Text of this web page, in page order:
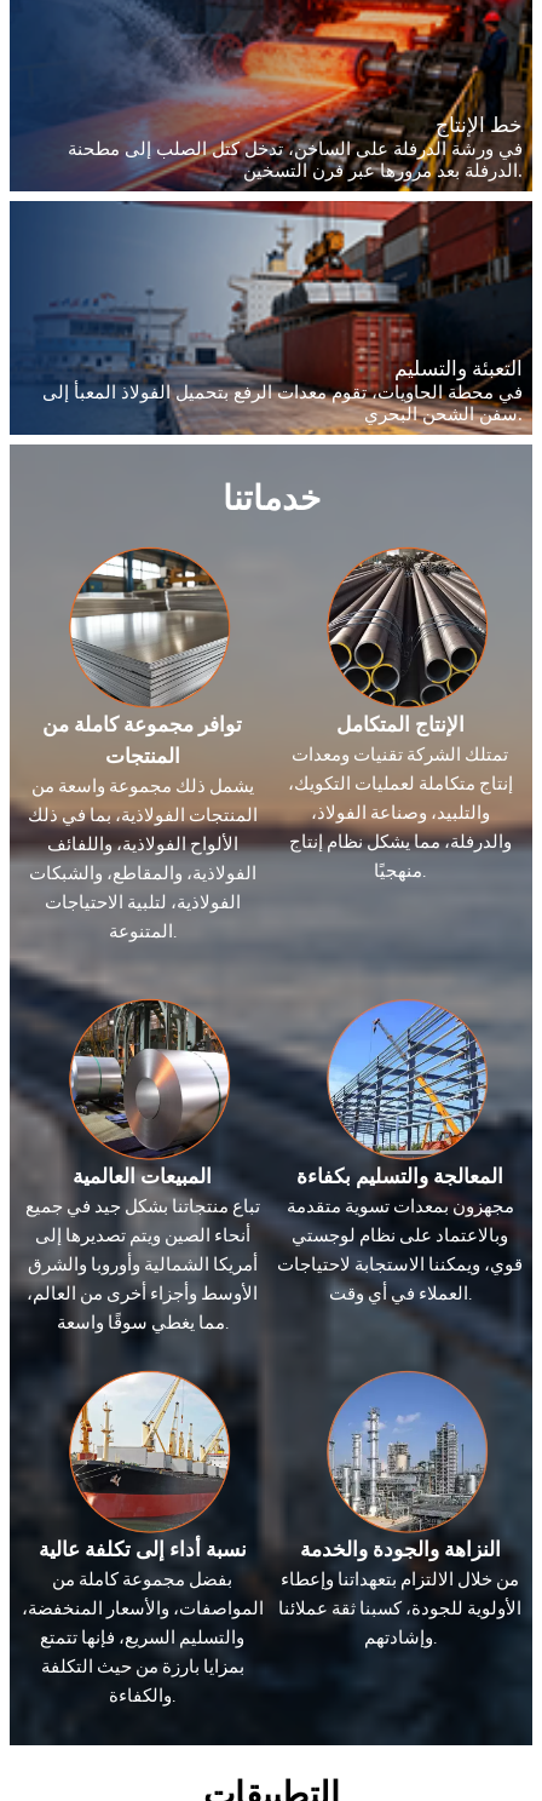
خط الإنتاج
في ورشة الدرفلة على الساخن، تدخل كتل الصلب إلى مطحنة
الدرفلة بعد مرورها عبر فرن التسخين.
التعبئة والتسليم
في محطة الحاويات، تقوم معدات الرفع بتحميل الفولاذ المعبأ إلى
سفن الشحن البحري.
خدماتنا
توافر مجموعة كاملة من
المنتجات
يشمل ذلك مجموعة واسعة من
المنتجات الفولاذية، بما في ذلك
الألواح الفولاذية، واللفائف
الفولاذية، والمقاطع، والشبكات
الفولاذية، لتلبية الاحتياجات
المتنوعة.
الإنتاج المتكامل
تمتلك الشركة تقنيات ومعدات
إنتاج متكاملة لعمليات التكويك،
والتلبيد، وصناعة الفولاذ،
والدرفلة، مما يشكل نظام إنتاج
منهجيًا.
المبيعات العالمية
تباع منتجاتنا بشكل جيد في جميع
أنحاء الصين ويتم تصديرها إلى
أمريكا الشمالية وأوروبا والشرق
الأوسط وأجزاء أخرى من العالم،
مما يغطي سوقًا واسعة.
المعالجة والتسليم بكفاءة
مجهزون بمعدات تسوية متقدمة
وبالاعتماد على نظام لوجستي
قوي، ويمكننا الاستجابة لاحتياجات
العملاء في أي وقت.
نسبة أداء إلى تكلفة عالية
بفضل مجموعة كاملة من
المواصفات، والأسعار المنخفضة،
والتسليم السريع، فإنها تتمتع
بمزايا بارزة من حيث التكلفة
والكفاءة.
النزاهة والجودة والخدمة
من خلال الالتزام بتعهداتنا وإعطاء
الأولوية للجودة، كسبنا ثقة عملائنا
وإشادتهم.